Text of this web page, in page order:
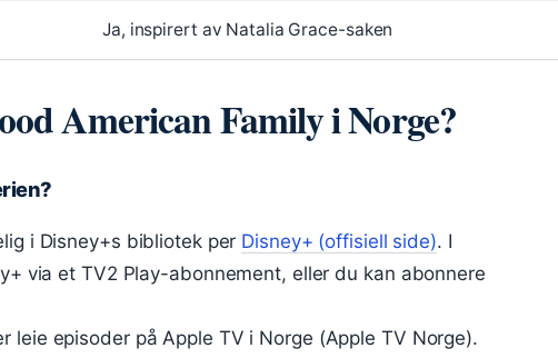
Ja, inspirert av Natalia Grace-saken
American Family i Norge?
i Disney+s bibliotek per Disney+ (offisiell side). I
via et TV2 Play-abonnement, eller du kan abonnere
leie episoder på Apple TV i Norge (Apple TV Norge).